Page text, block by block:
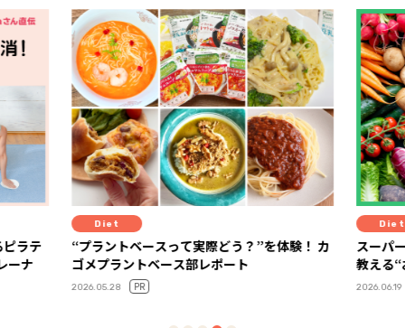
ピラテ
ーナ
Diet
“プラントベースって実際どう？”を体験！ カ
ゴメプラントベース部レポート
2026.05.28 PR
Diet
スーパ
教える
2026.06.19